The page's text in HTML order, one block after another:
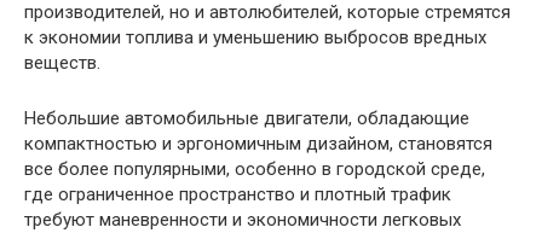
производителей, но и автолюбителей, которые стремятся
к экономии топлива и уменьшению выбросов вредных
веществ.
Небольшие автомобильные двигатели, обладающие
компактностью и эргономичным дизайном, становятся
все более популярными, особенно в городской среде,
где ограниченное пространство и плотный трафик
требуют маневренности и экономичности легковых